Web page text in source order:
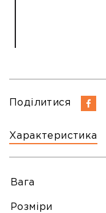
Характеристика
Поділитися
Вага
Розміри